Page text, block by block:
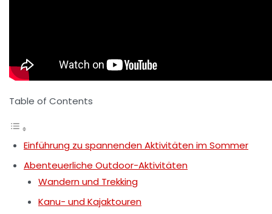
Table of Contents
Einführung zu spannenden Aktivitäten im Sommer
Abenteuerliche Outdoor-Aktivitäten
Wandern und Trekking
Kanu- und Kajaktouren